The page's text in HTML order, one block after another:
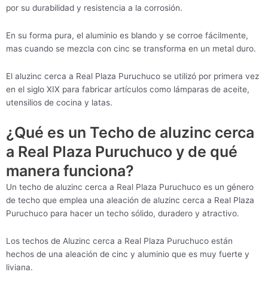
por su durabilidad y resistencia a la corrosión.
En su forma pura, el aluminio es blando y se corroe fácilmente,
mas cuando se mezcla con cinc se transforma en un metal duro.
El aluzinc cerca a Real Plaza Puruchuco se utilizó por primera vez
en el siglo XIX para fabricar artículos como lámparas de aceite,
utensilios de cocina y latas.
¿Qué es un Techo de aluzinc cerca
a Real Plaza Puruchuco y de qué
manera funciona?
Un techo de aluzinc cerca a Real Plaza Puruchuco es un género
de techo que emplea una aleación de aluzinc cerca a Real Plaza
Puruchuco para hacer un techo sólido, duradero y atractivo.
Los techos de Aluzinc cerca a Real Plaza Puruchuco están
hechos de una aleación de cinc y aluminio que es muy fuerte y
liviana.